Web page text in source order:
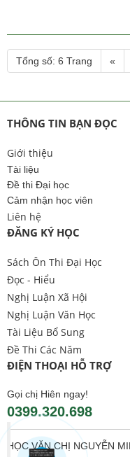
Tổng số: 6 Trang «
THÔNG TIN BẠN ĐỌC
Giới thiệu
Tài liệu
Đề thi Đại học
Cảm nhận học viên
Liên hệ
ĐĂNG KÝ HỌC
Sách Ôn Thi Đại Học
Đọc - Hiểu
Nghị Luận Xã Hội
Nghị Luận Văn Học
Tài Liệu Bổ Sung
Đề Thi Các Năm
ĐIỆN THOẠI HỖ TRỢ
Gọi chị Hiên ngay!
0399.320.698
HỌC VĂN CHỊ NGUYỄN